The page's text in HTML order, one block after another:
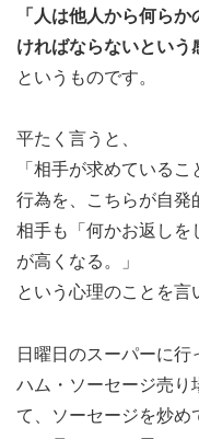
「人は他人から何ら
ければならないという
というものです。
平たく言うと、
「相手が求めている
行為を、こちらが自発
相手も「何かお返しを
が高くなる。」
という心理のことを言
日曜日のスーパーに行
ハム・ソーセージ売り
て、ソーセージを炒め